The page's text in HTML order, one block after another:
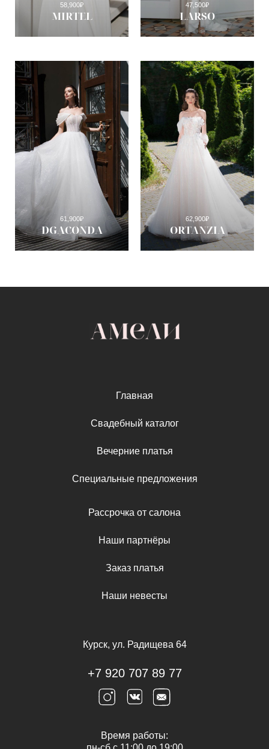
MIRTEL
58,900₽
LARSO
47,500₽
DGACONDA
61,900₽
ORTANZIA
62,900₽
Главная
Свадебный каталог
Вечерние платья
Специальные предложения
Рассрочка от салона
Наши партнёры
Заказ платья
Наши невесты
Курск, ул. Радищева 64
+7 920 707 89 77
Время работы: